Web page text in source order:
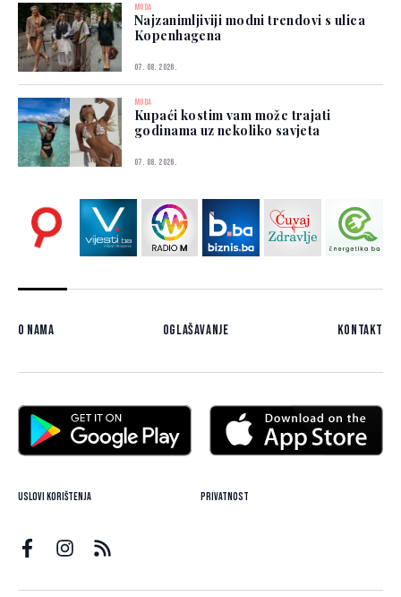
MODA
Najzanimljiviji modni trendovi s ulica
Kopenhagena
07. 08. 2026.
MODA
Kupaći kostim vam može trajati
godinama uz nekoliko savjeta
07. 08. 2026.
O nama Oglašavanje Kontakt
Uslovi korištenja Privatnost